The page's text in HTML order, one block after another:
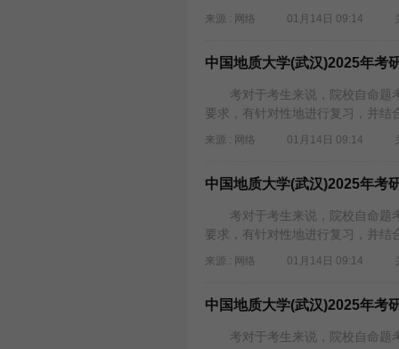
来源 : 网络 01月14日 09:14
中国地质大学(武汉)2025年考
考对于考生来说，院校自命题考
要求，有针对性地进行复习，并
来源 : 网络 01月14日 09:14
中国地质大学(武汉)2025年考
考对于考生来说，院校自命题考
要求，有针对性地进行复习，并
来源 : 网络 01月14日 09:14
中国地质大学(武汉)2025年考
考对于考生来说，院校自命题考